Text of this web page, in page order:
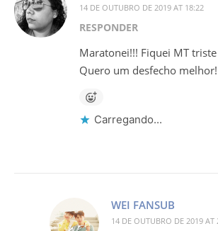
14 DE OUTUBRO DE 2019 AT 18:22
RESPONDER
Maratonei!!! Fiquei MT
Quero um desfecho
Carregando...
WEI FANSUB
14 DE OUTUBRO DE 2019 AT